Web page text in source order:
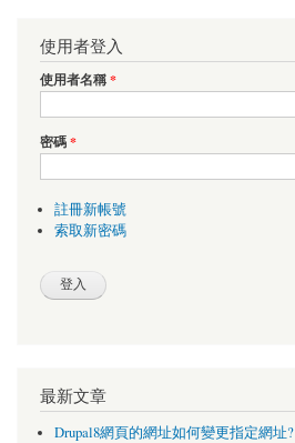
使用者登入
使用者名稱*
密碼*
註冊新帳號
索取新密碼
最新文章
Drupal8網頁的網址如何變更指定網址?